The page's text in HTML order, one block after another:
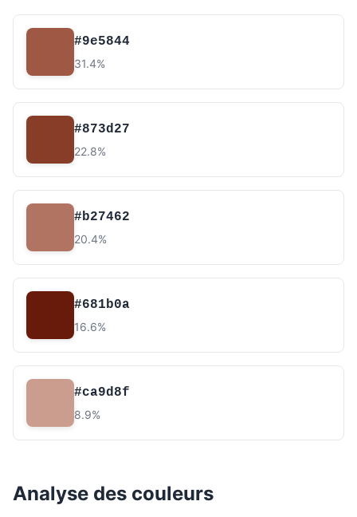
#9e5844
31.4%
#873d27
22.8%
#b27462
20.4%
#681b0a
16.6%
#ca9d8f
8.9%
Analyse des couleurs